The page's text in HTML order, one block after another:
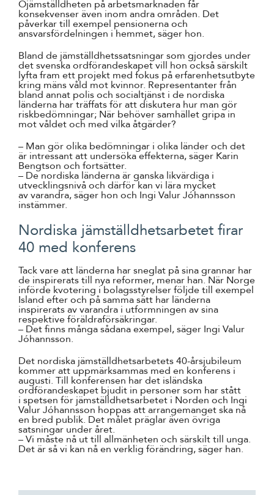
Ojämställdheten på arbetsmarknaden får
konsekvenser även inom andra områden. Det
påverkar till exempel pensionerna och
ansvarsfördelningen i hemmet, säger hon.
Bland de jämställdhetssatsningar som gjordes under
det svenska ordförandeskapet vill hon också särskilt
lyfta fram ett projekt med fokus på erfarenhetsutbyte
kring mäns våld mot kvinnor. Representanter från
bland annat polis och socialtjänst i de nordiska
länderna har träffats för att diskutera hur man gör
riskbedömningar; När behöver samhället gripa in
mot våldet och med vilka åtgärder?
– Man gör olika bedömningar i olika länder och det
är intressant att undersöka effekterna, säger Karin
Bengtson och fortsätter.
– De nordiska länderna är ganska likvärdiga i
utvecklingsnivå och därför kan vi lära mycket
av varandra, säger hon och Ingi Valur Jóhannsson
instämmer.
Nordiska jämställdhetsarbetet firar
40 med konferens
Tack vare att länderna har sneglat på sina grannar har
de inspirerats till nya reformer, menar han. När Norge
införde kvotering i bolagsstyrelser följde till exempel
Island efter och på samma sätt har länderna
inspirerats av varandra i utformningen av sina
respektive föräldraförsäkringar.
– Det finns många sådana exempel, säger Ingi Valur
Jóhannsson.
Det nordiska jämställdhetsarbetets 40-årsjubileum
kommer att uppmärksammas med en konferens i
augusti. Till konferensen har det isländska
ordförandeskapet bjudit in personer som har stått
i spetsen för jämställdhetsarbetet i Norden och Ingi
Valur Jóhannsson hoppas att arrangemanget ska nå
en bred publik. Det målet präglar även övriga
satsningar under året.
– Vi måste nå ut till allmänheten och särskilt till unga.
Det är så vi kan nå en verklig förändring, säger han.